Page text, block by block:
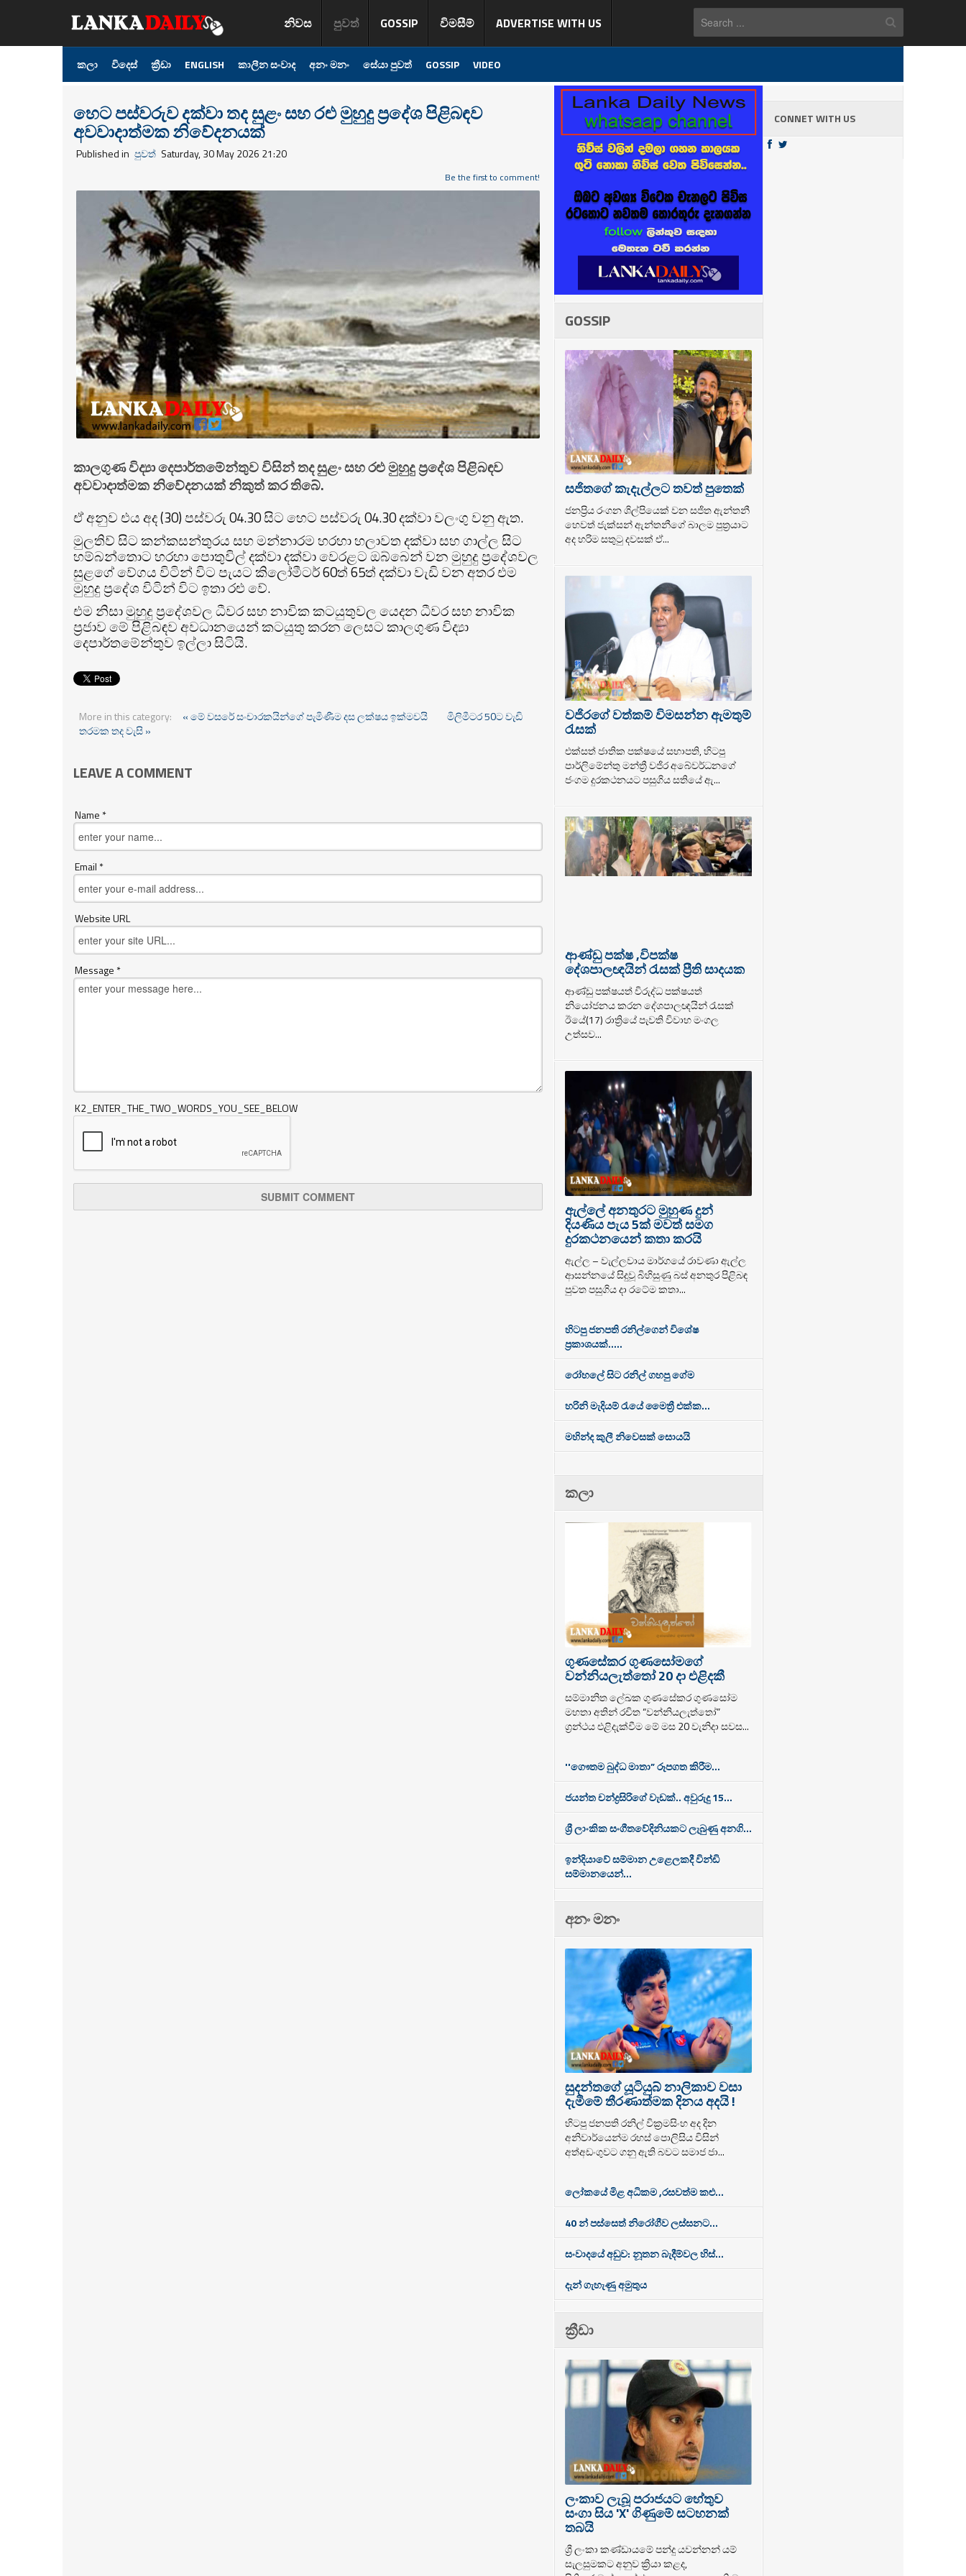
නිවස පුවත් GOSSIP විමසීම් ADVERTISE WITH US
කලා විදෙස් ක්‍රීඩා ENGLISH කාලීන සංවාද අනං මනං සේයා පුවත් GOSSIP VIDEO
හෙට පස්වරුව දක්වා තද සුළං සහ රළු මුහුදු ප්‍රදේශ පිළිබඳව
අවවාදාත්මක නිවේදනයක්
Published in පුවත් Saturday, 30 May 2026 21:20
Be the first to comment!
කාලගුණ විද්‍යා දෙපාර්තමේන්තුව විසින් තද සුළං සහ රළු මුහුදු ප්‍රදේශ පිළිබඳව
අවවාදාත්මක නිවේදනයක් නිකුත් කර තිබේ.
ඒ අනුව එය අද (30) පස්වරු 04.30 සිට හෙට පස්වරු 04.30 දක්වා වලංගු වනු ඇත.
මුලතිව් සිට කන්කසන්තුරය සහ මන්නාරම හරහා හලාවත දක්වා සහ ගාල්ල සිට
හම්බන්තොට හරහා පොතුවිල් දක්වා දක්වා වෙරළට ඔබ්බෙන් වන මුහුදු ප්‍රදේශවල
සුළ‍ගේ වේගය විටින් විට පැයට කිලෝමීටර් 60ත් 65ත් දක්වා වැඩි වන අතර එම
මුහුදු ප්‍රදේශ විටින් විට ඉතා රළු වේ.
එම නිසා මුහුදු ප්‍රදේශවල ධීවර සහ නාවික කටයුතුවල යෙදන ධීවර සහ නාවික
ප්‍රජාව මේ පිළිබඳව අවධානයෙන් කටයුතු කරන ලෙසට කාලගුණ විද්‍යා
දෙපාර්තමේන්තුව ඉල්ලා සිටියි.
More in this category: « මේ වසරේ සංචාරකයින්ගේ පැමිණීම දස ලක්ෂය ඉක්මවයි
මිලිමීටර 50ට වැඩි
තරමක තද වැසි »
LEAVE A COMMENT
Name *
Email *
Website URL
Message *
K2_ENTER_THE_TWO_WORDS_YOU_SEE_BELOW
GOSSIP
සජිතගේ කැදැල්ලට තවත් පුතෙක්
ජනප්‍රිය රංගන ශිල්පියෙක් වන සජිත ඇන්තනී
හෙවත් ජැක්සන් ඇන්තනීගේ බාලම පුත්‍රයාට
අද හරිම සතුටු දවසක් ඒ...
වජිරගේ වත්කම් විමසන්න ඇමතුම්
රැසක්
එක්සත් ජාතික පක්ෂයේ සභාපති, හිටපු
පාර්ලිමේන්තු මන්ත්‍රී වජිර අබේවර්ධනගේ
ජංගම දුරකථනයට පසුගිය සතියේ ඇ...
ආණ්ඩු පක්ෂ ,විපක්ෂ
දේශපාලඥයින් රැසක් ප්‍රීති සාදයක
ආණ්ඩු පක්ෂයත් විරුද්ධ පක්ෂයත්
නියෝජනය කරන දේශපාලඥයින් රැසක්
ඊයේ(17) රාත්‍රියේ පැවති විවාහ මංගල
උත්සව...
ඇල්ලේ අනතුරට මුහුණ දුන්
දියණිය පැය 5ක් මවත් සමග
දුරකථනයෙන් කතා කරයි
ඇල්ල – වැල්ලවාය මාර්ගයේ රාවණා ඇල්ල
ආසන්නයේ සිදුවූ බිහිසුණු බස් අනතුර පිළිබඳ
පුවත පසුගිය දා රටේම කතා...
හිටපු ජනපති රනිල්ගෙන් විශේෂ
ප්‍රකාශයක්.....
රෝහලේ සිට රනිල් ගහපු ගේම
හරිනි මැදියම් රැයේ මෛත්‍රී එක්ක...
මහින්ද කුලී නිවෙසක් සොයයි
කලා
ගුණසේකර ගුණසෝමගේ
වන්නියලැත්තෝ 20 දා එළිදකී
සම්මානිත ලේඛක ගුණසේකර ගුණසෝම
මහතා අතින් රචිත “වන්නියලැත්තෝ”
ග්‍රන්ථය එළිදැක්වීම මේ මස 20 වැනිදා සවස...
''ගෞතම බුද්ධ මාතා” රූපගත කිරීම...
ජයන්ත චන්ද්‍රසිරිගේ වැඩක්.. අවුරුදු 15...
ශ්‍රී ලාංකික සංගීතවේදිනියකට ලැබුණු අනගි...
ඉන්දියාවේ සම්මාන උළෙලකදී වින්ඩි
සම්මානයෙන්...
අනං මනං
සුදන්තගේ යූටියුබ් නාලිකාව වසා
දැමීමේ තීරණාත්මක දිනය අදයි !
හිටපු ජනපති රනිල් වික්‍රමසිංහ අද දින
අනිවාර්යෙන්ම රහස් පොලිසිය විසින්
අත්අඩංගුවට ගනු ඇති බවට සමාජ ජා...
ලෝකයේ මිළ අධිකම ,රසවත්ම කළු...
40 න් පස්සෙත් නිරෝගීව ලස්සනට...
සංවාදයේ අඩුව: නූතන බැදීම්වල හිස්...
දැන් ගැහැණු අමුතුය
ක්‍රීඩා
ලංකාව ලැබූ පරාජයට හේතුව
සංගා සිය 'X' ගිණුමේ සටහනක්
තබයි
ශ්‍රී ලංකා කණ්ඩායමේ පන්දු යවන්නන් යම්
සැලසුමකට අනුව ක්‍රියා කළද,
CONNET WITH US